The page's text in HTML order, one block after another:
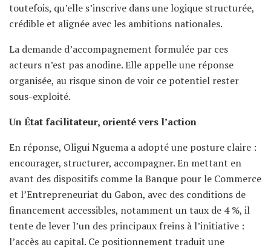
toutefois, qu’elle s’inscrive dans une logique structurée,
crédible et alignée avec les ambitions nationales.
La demande d’accompagnement formulée par ces
acteurs n’est pas anodine. Elle appelle une réponse
organisée, au risque sinon de voir ce potentiel rester
sous-exploité.
Un État facilitateur, orienté vers l’action
En réponse, Oligui Nguema a adopté une posture claire :
encourager, structurer, accompagner. En mettant en
avant des dispositifs comme la Banque pour le Commerce
et l’Entrepreneuriat du Gabon, avec des conditions de
financement accessibles, notamment un taux de 4 %, il
tente de lever l’un des principaux freins à l’initiative :
l’accès au capital. Ce positionnement traduit une